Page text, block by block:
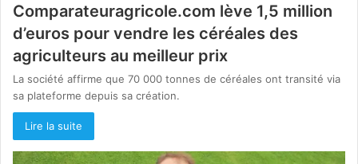
Comparateuragricole.com lève 1,5 million
d’euros pour vendre les céréales des
agriculteurs au meilleur prix
La société affirme que 70 000 tonnes de céréales ont transité via
sa plateforme depuis sa création.
Lire la suite